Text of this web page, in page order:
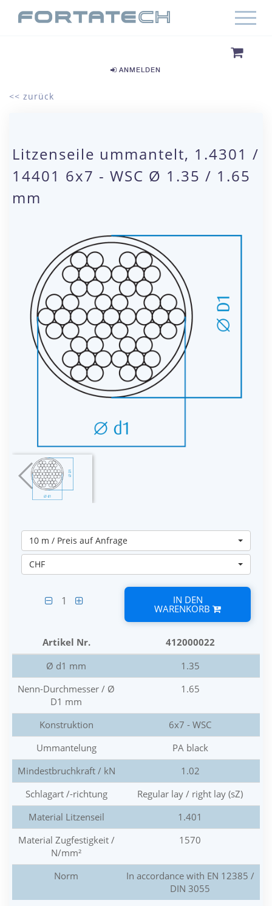
ANMELDEN
<< zurück
Litzenseile ummantelt, 1.4301 /
14401 6x7 - WSC Ø 1.35 / 1.65
mm
10 m / Preis auf Anfrage
CHF
1 IN DEN
WARENKORB
Artikel Nr.
412000022
Ø d1 mm
1.35
Nenn-Durchmesser / Ø
D1 mm
1.65
Konstruktion
6x7 - WSC
Ummantelung
PA black
Mindestbruchkraft / kN
1.02
Schlagart /-richtung
Regular lay / right lay (sZ)
Material Litzenseil
1.401
Material Zugfestigkeit /
N/mm²
1570
Norm
In accordance with EN 12385 /
DIN 3055